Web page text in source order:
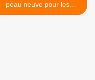
peau neuve pour les
vacances >